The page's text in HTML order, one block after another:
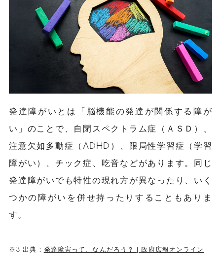
発達障がいとは「脳機能の発達が関係する障が
い」のことで、自閉スペクトラム症（ＡＳＤ）、
注意欠如多動症（ADHD）、限局性学習症（学習
障がい）、チック症、吃音などがあります。同じ
発達障がいでも特性の現れ方が異なったり、いく
つかの障がいを併せ持ったりすることもありま
す。
※3 出典： 発達障害って、なんだろう？ | 政府広報オンライン